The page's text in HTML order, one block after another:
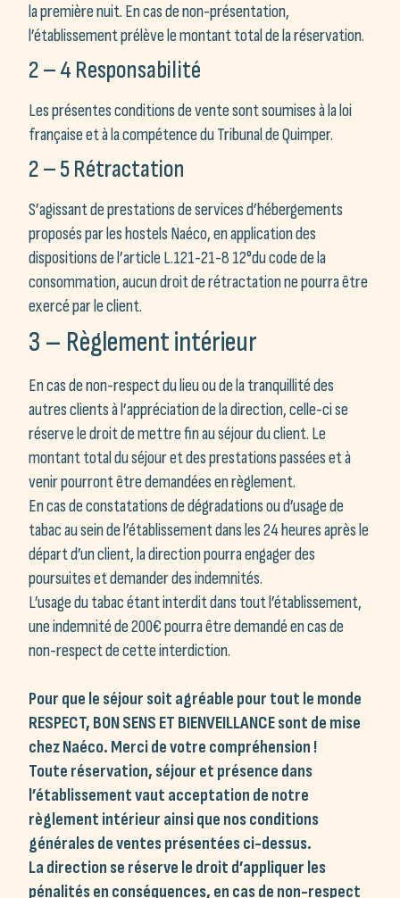
la première nuit. En cas de non-présentation,
l’établissement prélève le montant total de la réservation.
2 – 4 Responsabilité
Les présentes conditions de vente sont soumises à la loi
française et à la compétence du Tribunal de Quimper.
2 – 5 Rétractation
S’agissant de prestations de services d’hébergements
proposés par les hostels Naéco, en application des
dispositions de l’article L.121-21-8 12°du code de la
consommation, aucun droit de rétractation ne pourra être
exercé par le client.
3 – Règlement intérieur
En cas de non-respect du lieu ou de la tranquillité des
autres clients à l’appréciation de la direction, celle-ci se
réserve le droit de mettre fin au séjour du client. Le
montant total du séjour et des prestations passées et à
venir pourront être demandées en règlement.
En cas de constatations de dégradations ou d’usage de
tabac au sein de l’établissement dans les 24 heures après le
départ d’un client, la direction pourra engager des
poursuites et demander des indemnités.
L’usage du tabac étant interdit dans tout l’établissement,
une indemnité de 200€ pourra être demandé en cas de
non-respect de cette interdiction.
Pour que le séjour soit agréable pour tout le monde
RESPECT, BON SENS ET BIENVEILLANCE sont de mise
chez Naéco. Merci de votre compréhension !
Toute réservation, séjour et présence dans
l’établissement vaut acceptation de notre
règlement intérieur ainsi que nos conditions
générales de ventes présentées ci-dessus.
La direction se réserve le droit d’appliquer les
pénalités en conséquences, en cas de non-respect